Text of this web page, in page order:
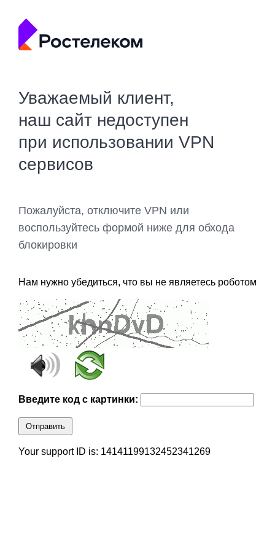
Уважаемый клиент,
наш сайт недоступен
при использовании VPN
сервисов
Пожалуйста, отключите VPN или
воспользуйтесь формой ниже для обхода
блокировки
Нам нужно убедиться, что вы не являетесь роботом
Введите код с картинки:
Отправить
Your support ID is: 14141199132452341269